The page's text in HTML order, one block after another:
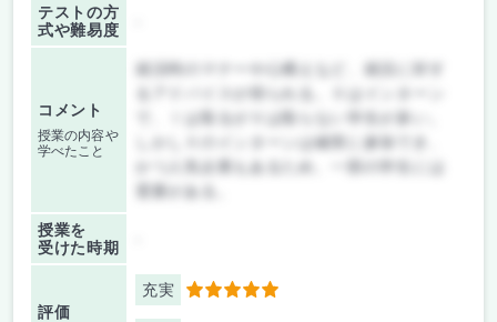
テストの方
式や難易度
コメント
授業の内容や
学べたこと
しかしⅡのインターンは確実に参加でき、
かつ人気企業もあるため、一部の学生には
需要がある。
授業を
受けた時期
評価
充実 5